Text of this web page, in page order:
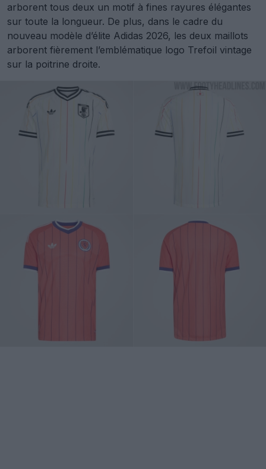
arborent tous deux un motif à fines rayures élégantes
sur toute la longueur. De plus, dans le cadre du
nouveau modèle d’élite Adidas 2026, les deux maillots
arborent fièrement l’emblématique logo Trefoil vintage
sur la poitrine droite.